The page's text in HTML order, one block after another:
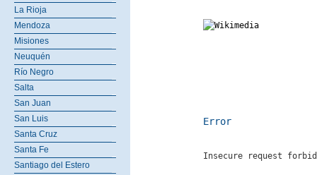
La Rioja
Mendoza
Misiones
Neuquén
Río Negro
Salta
San Juan
San Luis
Santa Cruz
Santa Fe
Santiago del Estero
Error
Insecure request